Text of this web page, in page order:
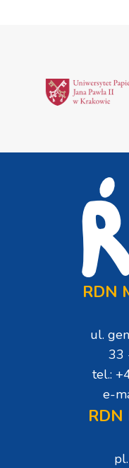
RDN
ul.
33
tel.:
e-